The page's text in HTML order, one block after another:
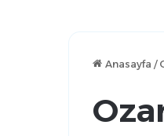
Anasayfa /